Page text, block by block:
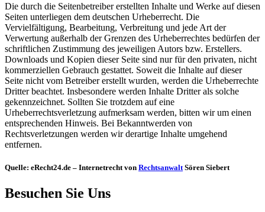
Die durch die Seitenbetreiber erstellten Inhalte und Werke auf diesen
Seiten unterliegen dem deutschen Urheberrecht. Die
Vervielfältigung, Bearbeitung, Verbreitung und jede Art der
Verwertung außerhalb der Grenzen des Urheberrechtes bedürfen der
schriftlichen Zustimmung des jeweiligen Autors bzw. Erstellers.
Downloads und Kopien dieser Seite sind nur für den privaten, nicht
kommerziellen Gebrauch gestattet. Soweit die Inhalte auf dieser
Seite nicht vom Betreiber erstellt wurden, werden die Urheberrechte
Dritter beachtet. Insbesondere werden Inhalte Dritter als solche
gekennzeichnet. Sollten Sie trotzdem auf eine
Urheberrechtsverletzung aufmerksam werden, bitten wir um einen
entsprechenden Hinweis. Bei Bekanntwerden von
Rechtsverletzungen werden wir derartige Inhalte umgehend
entfernen.
Quelle: eRecht24.de – Internetrecht von Rechtsanwalt Sören Siebert
Besuchen Sie Uns